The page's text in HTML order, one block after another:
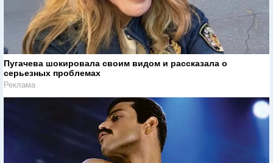
Пугачева шокировала своим видом и рассказала о
серьезных проблемах
Реклама